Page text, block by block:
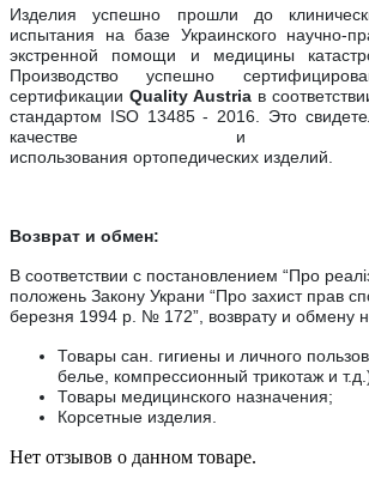
Изделия успешно прошли до
испытания на базе Украинского научно-
экстренной помощи и медицины
Производство успешно
сертификации Quality Austria в
стандартом ISO 13485 - 2016. Это
качестве и
использования ортопедических изделий.
Возврат и обмен:
В соответствии с постановлением “Про
положень Закону Украни “Про захист прав
березня 1994 р. № 172”, возврату и обмену
Товары сан. гигиены и личного
белье, компрессионный трикотаж и
Товары медицинского назначения;
Корсетные изделия.
Нет отзывов о данном товаре.